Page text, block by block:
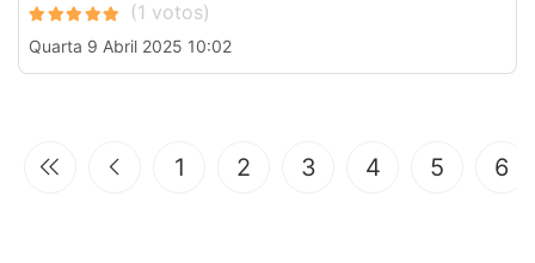
Quarta 9 Abril 2025 10:02
1 2 3 4 5 6